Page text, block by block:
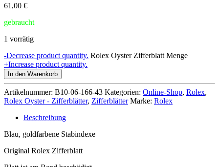
61,00 €
gebraucht
1 vorrätig
-Decrease product quantity. Rolex Oyster Zifferblatt Menge
+Increase product quantity.
In den Warenkorb
Artikelnummer: B10-06-166-43 Kategorien: Online-Shop, Rolex,
Rolex Oyster - Zifferblätter, Zifferblätter Marke: Rolex
Beschreibung
Blau, goldfarbene Stabindexe
Original Rolex Zifferblatt